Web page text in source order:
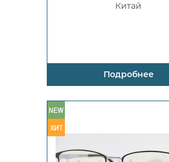
Китай
Подробнее